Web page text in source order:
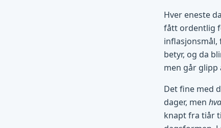
Hver eneste
fått ordentlig
inflasjonsmål,
betyr, og da
men går glipp
Det fine med
dager, menhva
knapt fra tiår